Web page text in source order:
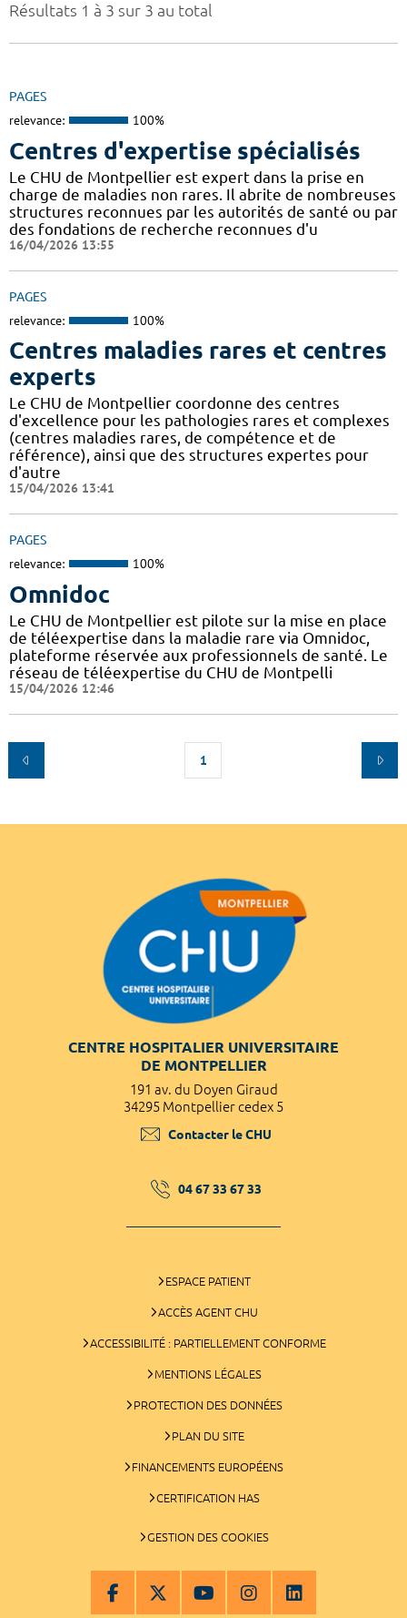
Résultats 1 à 3 sur 3 au total
PAGES
relevance: 100%
Centres d'expertise spécialisés
Le CHU de Montpellier est expert dans la prise en
charge de maladies non rares. Il abrite de nombreuses
structures reconnues par les autorités de santé ou par
des fondations de recherche reconnues d'u
16/04/2026 13:55
PAGES
relevance: 100%
Centres maladies rares et centres
experts
Le CHU de Montpellier coordonne des centres
d'excellence pour les pathologies rares et complexes
(centres maladies rares, de compétence et de
référence), ainsi que des structures expertes pour
d'autre
15/04/2026 13:41
PAGES
relevance: 100%
Omnidoc
Le CHU de Montpellier est pilote sur la mise en place
de téléexpertise dans la maladie rare via Omnidoc,
plateforme réservée aux professionnels de santé. Le
réseau de téléexpertise du CHU de Montpelli
15/04/2026 12:46
1
CENTRE HOSPITALIER UNIVERSITAIRE
DE MONTPELLIER
191 av. du Doyen Giraud
34295 Montpellier cedex 5
Contacter le CHU
04 67 33 67 33
ESPACE PATIENT
ACCÈS AGENT CHU
ACCESSIBILITÉ : PARTIELLEMENT CONFORME
MENTIONS LÉGALES
PROTECTION DES DONNÉES
PLAN DU SITE
FINANCEMENTS EUROPÉENS
CERTIFICATION HAS
GESTION DES COOKIES